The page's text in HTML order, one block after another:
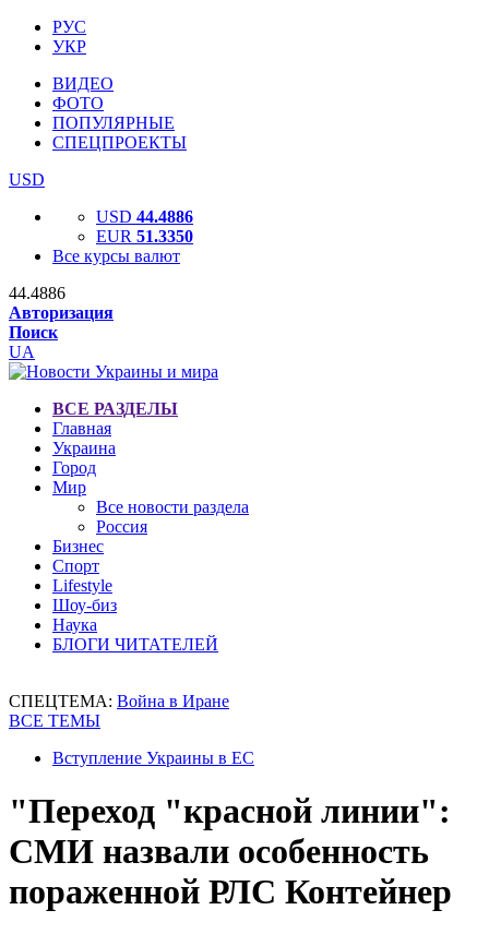
РУС
УКР
ВИДЕО
ФОТО
ПОПУЛЯРНЫЕ
СПЕЦПРОЕКТЫ
USD
USD 44.4886
EUR 51.3350
Все курсы валют
44.4886
Авторизация
Поиск
UA
ВСЕ РАЗДЕЛЫ
Главная
Украина
Город
Мир
Все новости раздела
Россия
Бизнес
Спорт
Lifestyle
Шоу-биз
Наука
БЛОГИ ЧИТАТЕЛЕЙ
СПЕЦТЕМА: Война в Иране
ВСЕ ТЕМЫ
Вступление Украины в ЕС
"Переход "красной линии":
СМИ назвали особенность
пораженной РЛС Контейнер